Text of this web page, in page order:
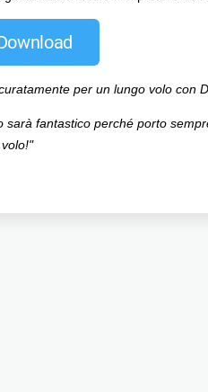
per un lungo volo con
sarà fantastico perché porto